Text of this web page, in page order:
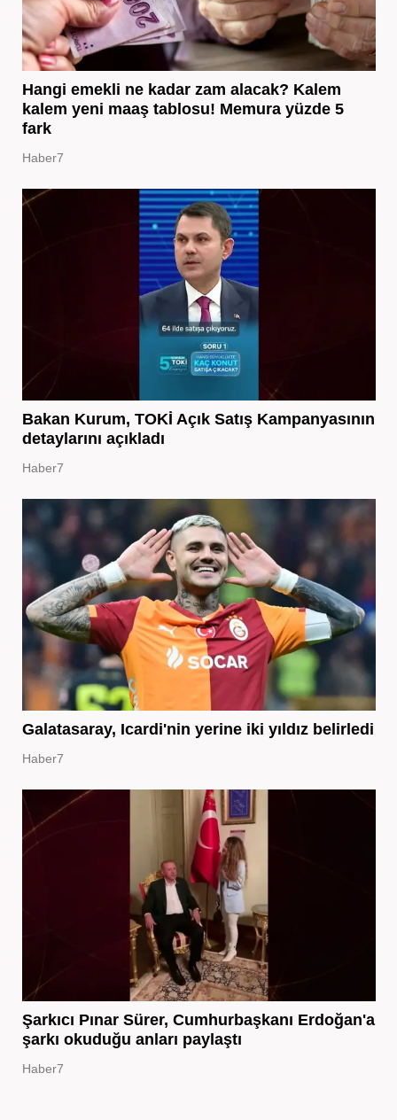
Hangi emekli ne kadar zam alacak? Kalem
kalem yeni maaş tablosu! Memura yüzde 5
fark
Haber7
Bakan Kurum, TOKİ Açık Satış Kampanyasının
detaylarını açıkladı
Haber7
Galatasaray, Icardi'nin yerine iki yıldız belirledi
Haber7
Şarkıcı Pınar Sürer, Cumhurbaşkanı Erdoğan'a
şarkı okuduğu anları paylaştı
Haber7